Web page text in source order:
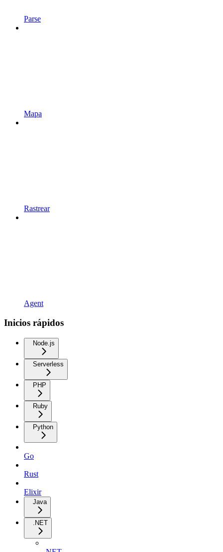
Parse
Mapa
Rastrear
Agent
Inicios rápidos
Node.js
Serverless
PHP
Ruby
Python
Go
Rust
Elixir
Java
.NET